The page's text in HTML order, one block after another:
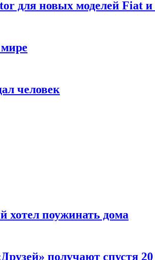
для новых моделей Fiat
человек
хотел поужинать дома
получают спустя